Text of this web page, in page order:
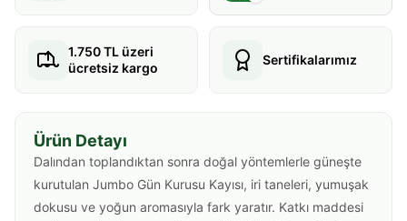
1.750 TL üzeri
ücretsiz kargo
Sertifikalarımız
Ürün Detayı
Dalından toplandıktan sonra doğal yöntemlerle güneşte
kurutulan Jumbo Gün Kurusu Kayısı, iri taneleri, yumuşak
dokusu ve yoğun aromasıyla fark yaratır. Katkı maddesi